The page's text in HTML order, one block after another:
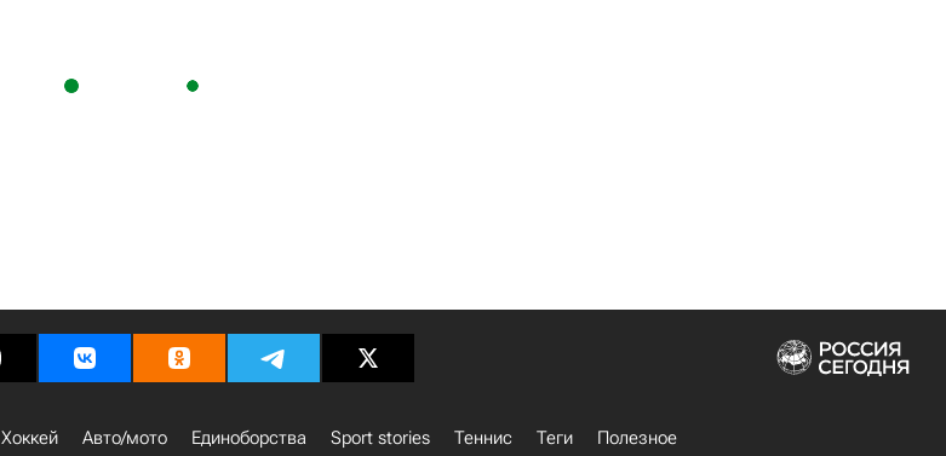
Хоккей Авто/мото Единоборства Sport stories Теннис Теги
Полезное